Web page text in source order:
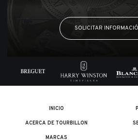
SOLICITAR
INICIO
ACERCA DE TOURBILLON
MARCAS